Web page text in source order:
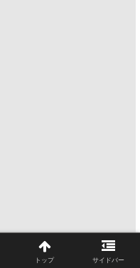
トップ サイドバー